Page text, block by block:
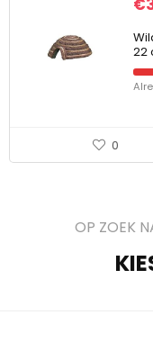
€
22
0
OP ZOEK